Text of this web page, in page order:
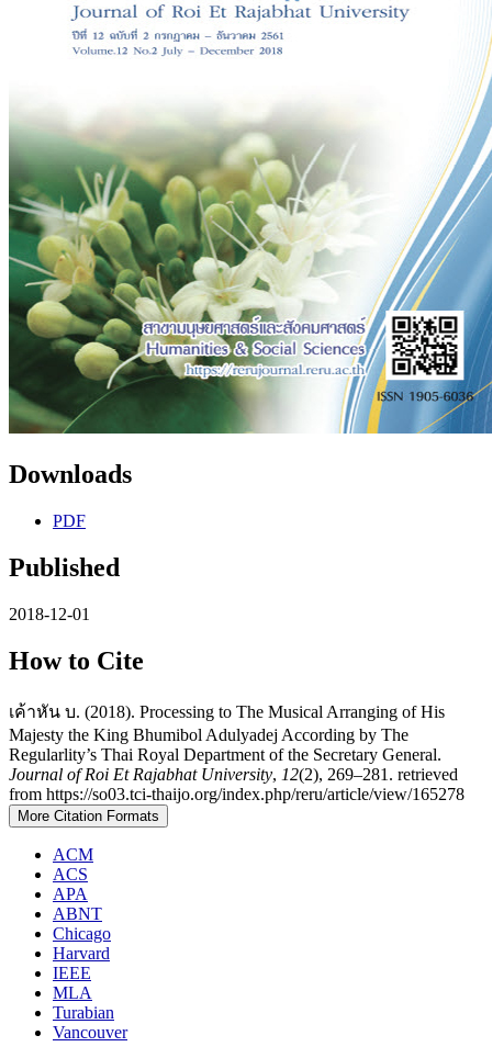
Downloads
PDF
Published
2018-12-01
How to Cite
เค้าหัน บ. (2018). Processing to The Musical Arranging of His
Majesty the King Bhumibol Adulyadej According by The
Regularlity’s Thai Royal Department of the Secretary General.
Journal of Roi Et Rajabhat University, 12(2), 269–281. retrieved
from https://so03.tci-thaijo.org/index.php/reru/article/view/165278
More Citation Formats
ACM
ACS
APA
ABNT
Chicago
Harvard
IEEE
MLA
Turabian
Vancouver